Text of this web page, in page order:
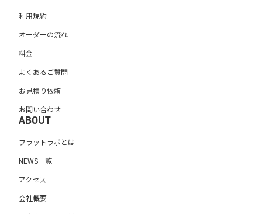
利用規約
オーダーの流れ
料金
よくあるご質問
お見積り依頼
お問い合わせ
ABOUT
フラットラボとは
NEWS一覧
アクセス
会社概要